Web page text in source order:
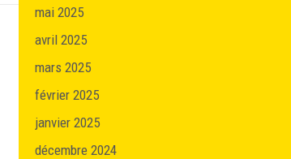
mai 2025
avril 2025
mars 2025
février 2025
janvier 2025
décembre 2024